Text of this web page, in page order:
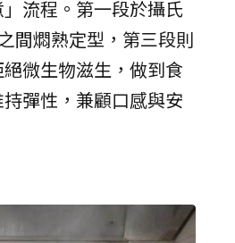
流程。第一段於攝氏
間燜熟定型，第三段則
微生物滋生，做到食
彈性，兼顧口感與安